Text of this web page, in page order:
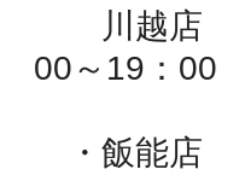
川越店
00～19：00
・飯能店